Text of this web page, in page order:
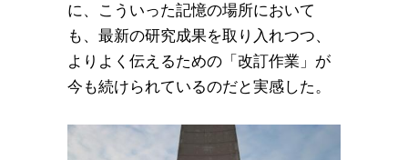
に、こういった記憶の場所において
も、最新の研究成果を取り入れつつ、
よりよく伝えるための「改訂作業」が
今も続けられているのだと実感した。